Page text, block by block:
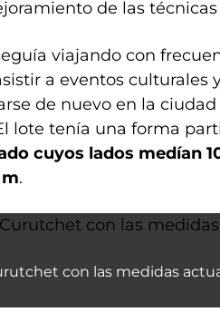
de las
viajando con
a eventos culturales
de nuevo en la
lote tenía una forma
cuyos lados medían
.
con las medidas